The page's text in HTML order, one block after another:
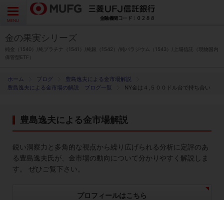
CLOSE
MENU
ブログ
豊島逸夫による金市場解説
豊島逸夫による金市場の解説 ブログ一覧
NY金は４,５００ドル台で持ち合い
豊島逸夫による金市場解説
鋭い洞察力と多角的な視点から繰り広げられる分析に定評のあ
る豊島逸夫氏が、金市場の動向について分かりやすく解説しま
す。 ぜひご覧下さい。
プロフィールはこちら
金の果実シリーズ
純金（1540）/純プラチナ（1541）/純銀（1542）/純パラジウム（1543）/上場信託（現物国内
保管型ETF）
金の果実シリーズとは
特徴とメリット
各種お手続き
ブログ
よくあるご質問 お問い合わせ